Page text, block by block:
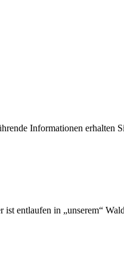
Informationen erhalten
entlaufen in „unserem“